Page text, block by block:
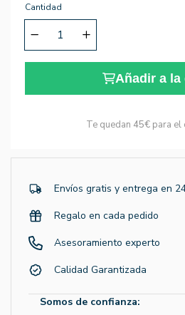
Cantidad
Añadir a la
Te quedan 45€ para el
Envíos gratis y entrega en
Regalo en cada pedido
Asesoramiento experto
Calidad Garantizada
Somos de confianza: